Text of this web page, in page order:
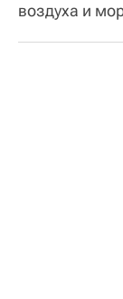
воздуха и